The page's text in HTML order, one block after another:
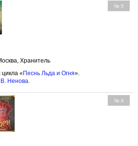
№ 5
Хранитель
« Песнь Льда и Огня».
В. Ненова.
№ 6